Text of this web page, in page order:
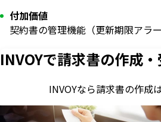
付加価値
契約書の管理機能（更新期限アラ
INVOYで請求書の作成・
INVOYなら請求書の作成